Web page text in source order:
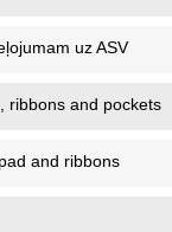
uz ASV
ribbons and pockets
and ribbons